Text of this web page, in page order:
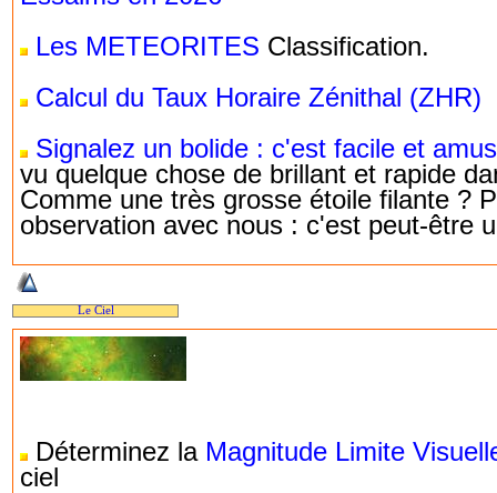
Les METEORITES Classification.
Calcul du Taux Horaire Zénithal (ZHR)
Signalez un bolide : c'est facile et
vu quelque chose de brillant et rapide
Comme une très grosse étoile filante ?
observation avec nous : c'est peut-être
Le Ciel
Déterminez la Magnitude Limite
ciel